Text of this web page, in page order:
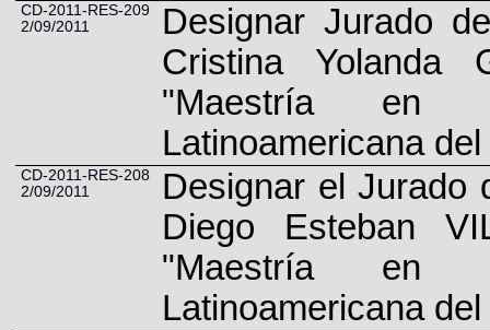
CD-2011-RES-209
2/09/2011
Designar Jurado
Cristina Yolanda
"Maestría en
Latinoamericana
CD-2011-RES-208
2/09/2011
Designar el Jurado
Diego Esteban
"Maestría en
Latinoamericana